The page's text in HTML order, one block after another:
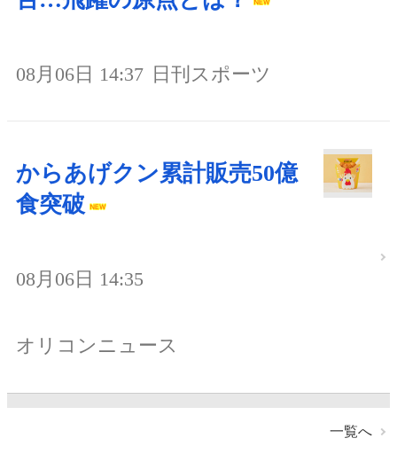
08月06日 14:37 日刊スポーツ
からあげクン累計販売50億
食突破
08月06日 14:35
オリコンニュース
一覧へ